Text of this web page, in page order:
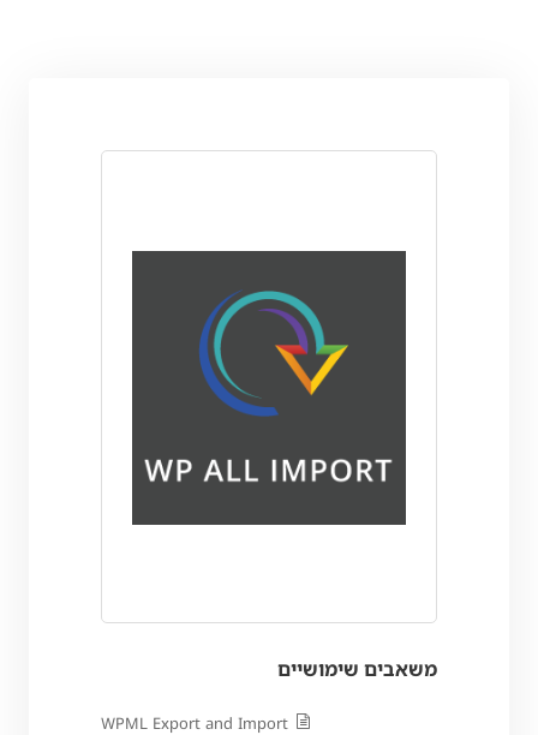
משאבים שימושיים
WPML Export and Import